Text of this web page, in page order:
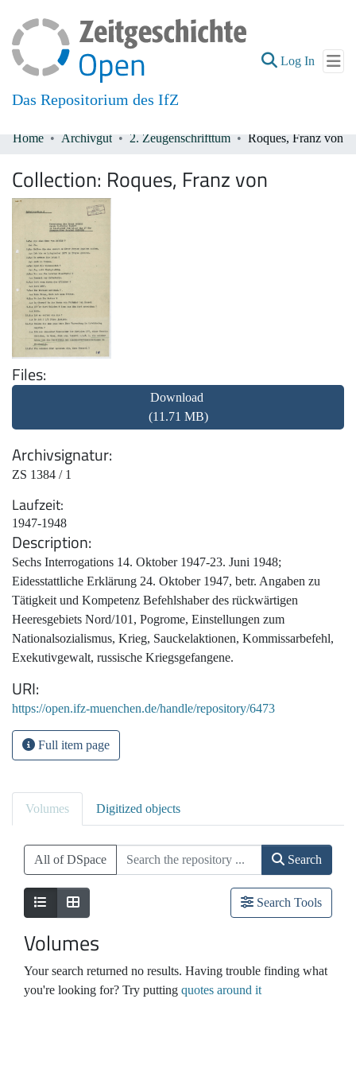
Das Repositorium des IfZ
Log In (current)
All of DSpace
Home Archivgut 2. Zeugenschrifttum Roques, Franz von
Collection: Roques, Franz von
Files
Download
(11.71 MB)
Archivsignatur
ZS 1384 / 1
Laufzeit
1947-1948
Description
Sechs Interrogations 14. Oktober 1947-23. Juni 1948;
Eidesstattliche Erklärung 24. Oktober 1947, betr. Angaben zu
Tätigkeit und Kompetenz Befehlshaber des rückwärtigen
Heeresgebiets Nord/101, Pogrome, Einstellungen zum
Nationalsozialismus, Krieg, Sauckelaktionen, Kommissarbefehl,
Exekutivgewalt, russische Kriegsgefangene.
URI
https://open.ifz-muenchen.de/handle/repository/6473
Full item page
Volumes Digitized objects
All of DSpace Search
Search Tools
Volumes
Your search returned no results. Having trouble finding what
you're looking for? Try putting quotes around it